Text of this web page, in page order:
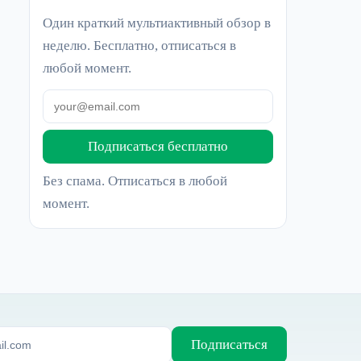
Один краткий мультиактивный обзор в
неделю. Бесплатно, отписаться в
любой момент.
Подписаться бесплатно
Без спама. Отписаться в любой
момент.
Подписаться